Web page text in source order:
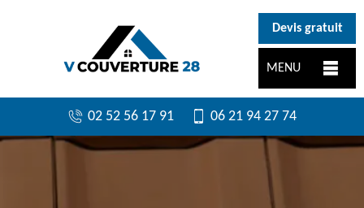
Devis gratuit
MENU
02 52 56 17 91 06 21 94 27 74